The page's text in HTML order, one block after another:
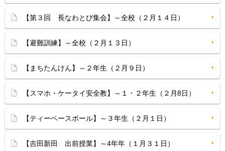
【第３回 長なわとび集会】～全校（２月１４日）
【避難訓練】～全校（２月１３日）
【まちたんけん】～２年生（２月９日）
【スマホ・ケータイ安全教】～１・２年生（２月8日）
【ティーベースボール】～３年生（２月１日）
【吉田新田 出前授業】～4年年（１月３１日）